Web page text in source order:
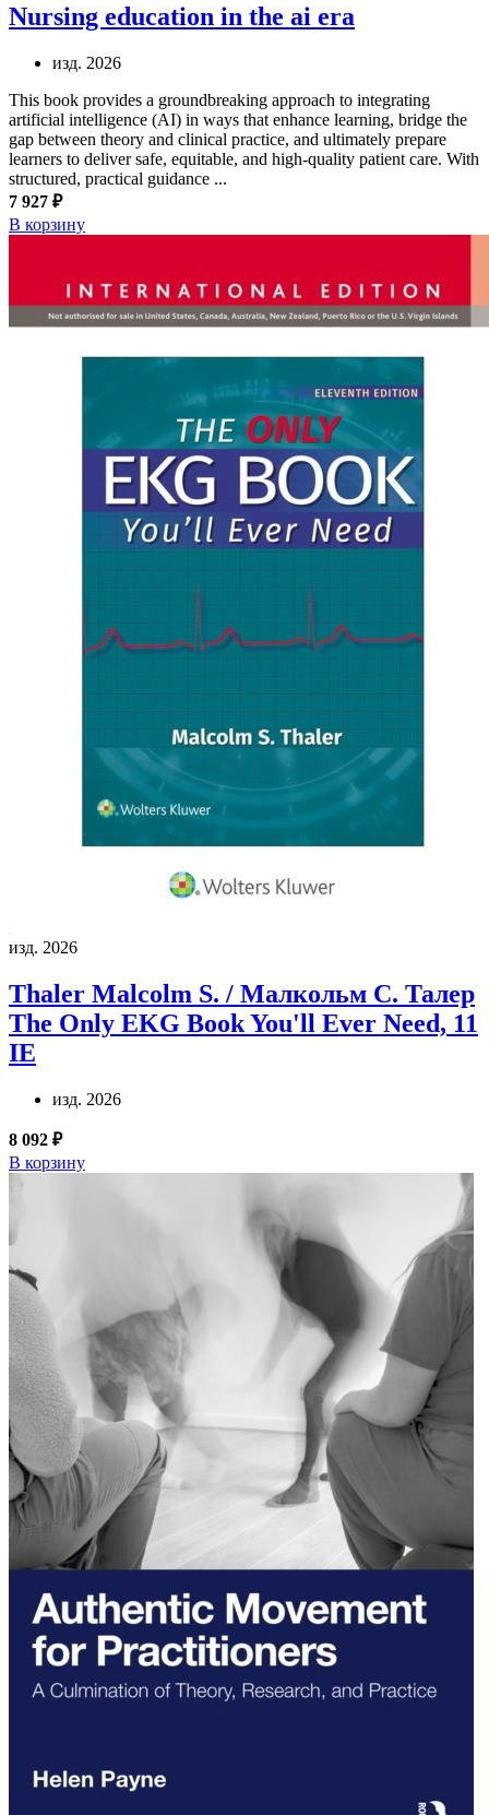
Nursing education in the ai era
изд. 2026
This book provides a groundbreaking approach to integrating
artificial intelligence (AI) in ways that enhance learning, bridge the
gap between theory and clinical practice, and ultimately prepare
learners to deliver safe, equitable, and high-quality patient care. With
structured, practical guidance ...
7 927 ₽
В корзину
изд. 2026
Thaler Malcolm S. / Малкольм С. Талер
The Only EKG Book You'll Ever Need, 11
IE
изд. 2026
8 092 ₽
В корзину